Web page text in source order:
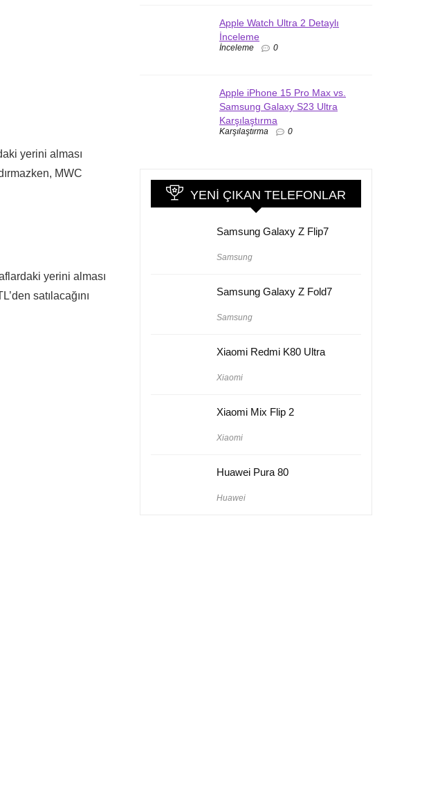
yerini alması
MWC
yerini alması
satılacağını
Apple Watch Ultra 2 Detaylı
İnceleme
İnceleme 0
Apple iPhone 15 Pro Max vs.
Samsung Galaxy S23 Ultra
Karşılaştırma
Karşılaştırma 0
YENI ÇIKAN TELEFONLAR
Samsung Galaxy Z Flip7
Samsung
Samsung Galaxy Z Fold7
Samsung
Xiaomi Redmi K80 Ultra
Xiaomi
Xiaomi Mix Flip 2
Xiaomi
Huawei Pura 80
Huawei